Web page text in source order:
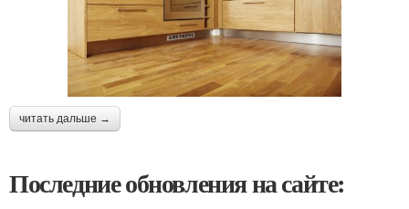
читать дальше →
Последние обновления на сайте: